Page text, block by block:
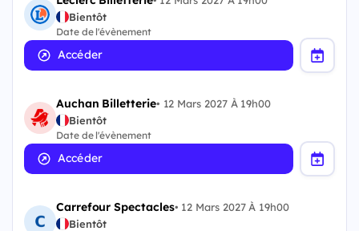
Bientôt
Date de l'évènement
Accéder
Auchan Billetterie• 12 Mars 2027 À 19h00
Bientôt
Date de l'évènement
Accéder
Carrefour Spectacles• 12 Mars 2027 À 19h00
Bientôt